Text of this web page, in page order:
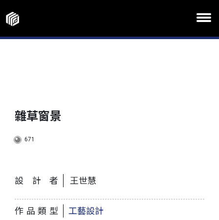
雜草窗景
671
設計者 王世慧
作品類型 工藝設計